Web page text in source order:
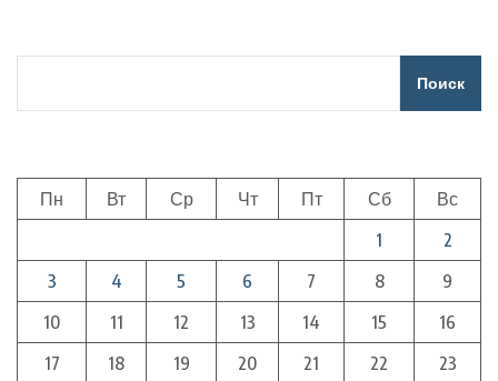
Поиск
Пн Вт Ср Чт Пт Сб
Вс
1
2
3
4 5 6 7 8
9
10
11 12 13 14 15
16
17
18 19 20 21 22
23